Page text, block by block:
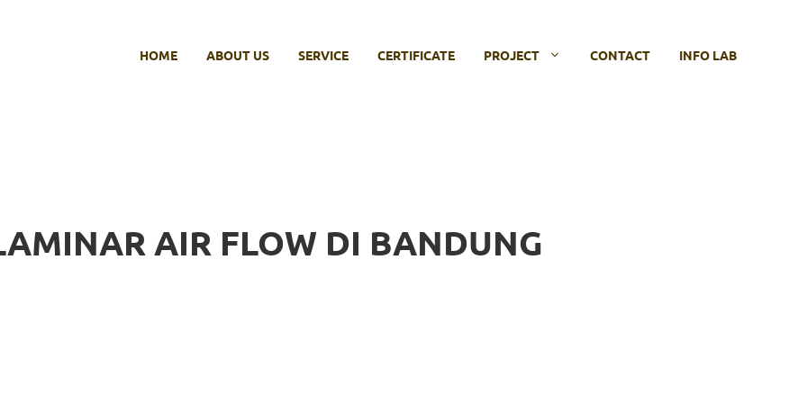
HOME ABOUT US SERVICE CERTIFICATE PROJECT CONTACT INFO LAB
AIR FLOW DI BANDUNG